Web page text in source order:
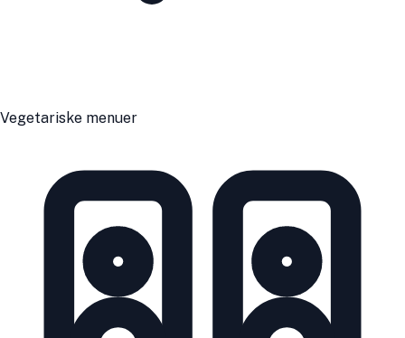
Vegetariske menuer